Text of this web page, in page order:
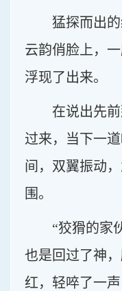
猛探而出
云韵俏脸上，
浮现了出来。
在说出先
过来，当下一
间，双翼振动
围。
“狡猾的家
也是回过了神
红，轻啐了一